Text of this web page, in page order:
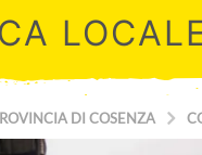
DI COSENZA